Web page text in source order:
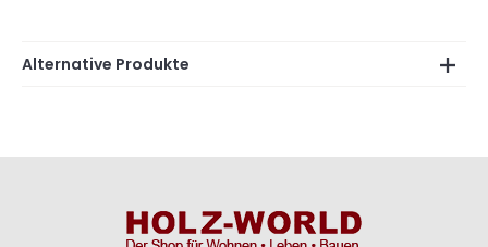
Alternative Produkte